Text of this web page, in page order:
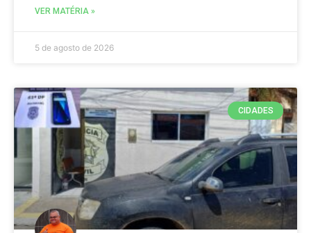
VER MATÉRIA »
5 de agosto de 2026
CIDADES